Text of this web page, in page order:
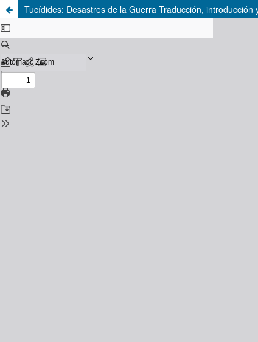
Tucídides: Desastres de la Guerra Traducción,